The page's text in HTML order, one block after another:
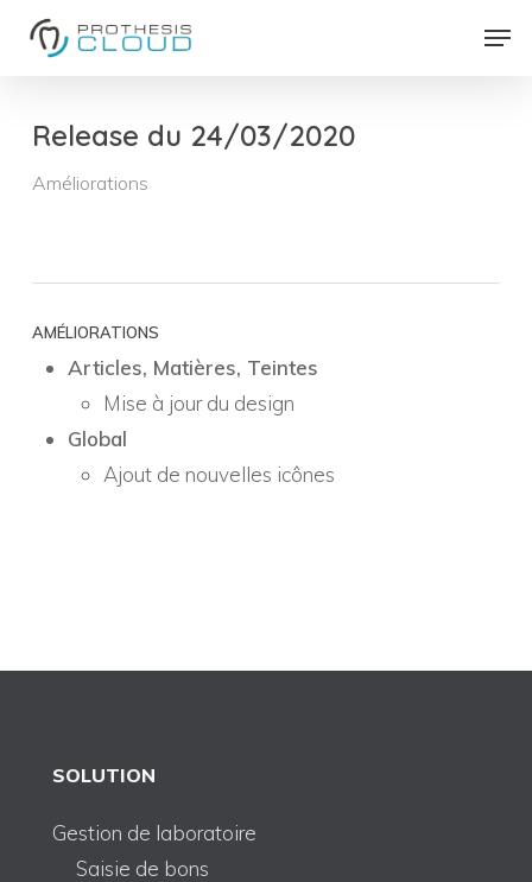
contentRelease du 24/03/2020
Améliorations
AMÉLIORATIONS
Articles, Matières, Teintes
Mise à jour du design
Global
Ajout de nouvelles icônes
SOLUTION
Gestion de laboratoire
Saisie de bons